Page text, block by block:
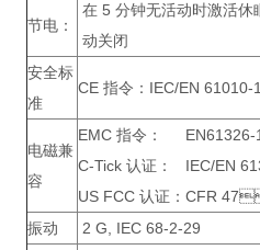
节电：
在 5 分钟无活动时激活休
动关闭
安全标
准
CE 指令： IEC/EN 61010-1
电磁兼
容
EMC 指令：
EN61326-
C-Tick 认证：
IEC/EN
US FCC 认证： CFR
振动
2 G, IEC 68-2-29